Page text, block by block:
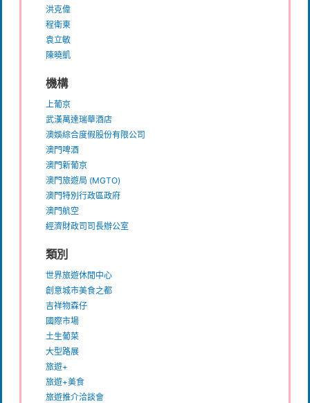
洪克偉
程衛東
袁立敏
陳曉凱
機構
上葡京
武漢萬達瑞華酒店
澳娛綜合度假股份有限公司
澳門啤酒
澳門新葡京
澳門旅遊局 (MGTO)
澳門特別行政區政府
澳門航空
經濟財政司司長辦公室
類別
世界旅遊休閒中心
創意城市美食之都
吉祥物森仔
國際市場
土生葡菜
大型路展
旅遊+
旅遊+美食
旅遊推介洽談會